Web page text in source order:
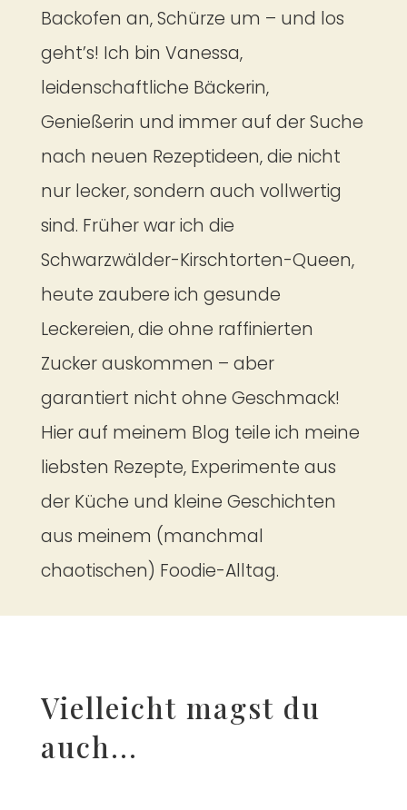
Backofen an, Schürze um – und los
geht’s! Ich bin Vanessa,
leidenschaftliche Bäckerin,
Genießerin und immer auf der Suche
nach neuen Rezeptideen, die nicht
nur lecker, sondern auch vollwertig
sind. Früher war ich die
Schwarzwälder-Kirschtorten-Queen,
heute zaubere ich gesunde
Leckereien, die ohne raffinierten
Zucker auskommen – aber
garantiert nicht ohne Geschmack!
Hier auf meinem Blog teile ich meine
liebsten Rezepte, Experimente aus
der Küche und kleine Geschichten
aus meinem (manchmal
chaotischen) Foodie-Alltag.
Vielleicht magst du
auch...